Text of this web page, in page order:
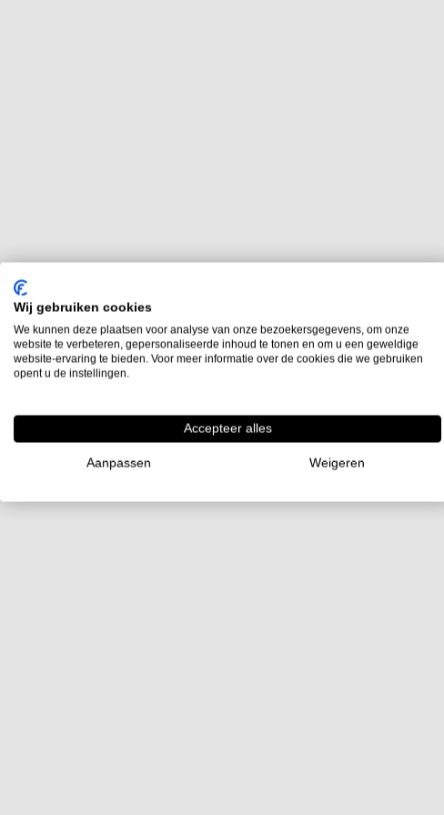
Wij gebruiken cookies
We kunnen deze plaatsen voor analyse van onze bezoekersgegevens, om onze
website te verbeteren, gepersonaliseerde inhoud te tonen en om u een geweldige
website-ervaring te bieden. Voor meer informatie over de cookies die we gebruiken
opent u de instellingen.
Accepteer alles
Aanpassen Weigeren